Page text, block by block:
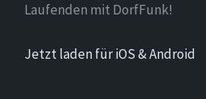
Laufenden mit DorfFunk!
Jetzt laden für iOS & Android